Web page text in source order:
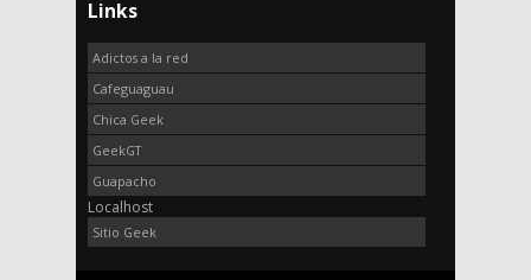
Links
Adictos a la red
Cafeguaguau
Chica Geek
GeekGT
Guapacho
Localhost
Sitio Geek